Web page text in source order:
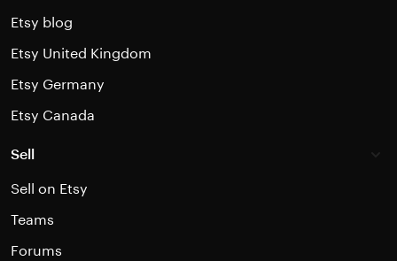
Etsy blog
Etsy United Kingdom
Etsy Germany
Etsy Canada
Sell
Sell on Etsy
Teams
Forums